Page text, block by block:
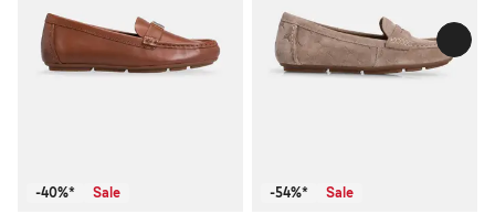
-40%* Sale -54%* Sale